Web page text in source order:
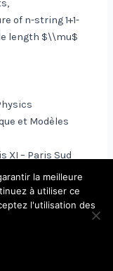
of n-string 1+1-
length $\\mu$
et Modèles
XI – Paris Sud
Théorique et
la meilleure
à utiliser ce
l'utilisation des